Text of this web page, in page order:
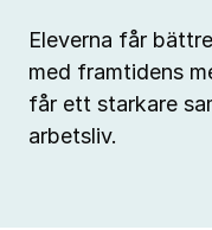
Eleverna får
med framtidens
får ett starkare
arbetsliv.